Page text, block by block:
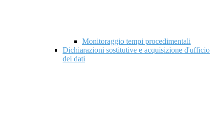
Monitoraggio tempi procedimentali
Dichiarazioni sostitutive e acquisizione d'ufficio
dei dati